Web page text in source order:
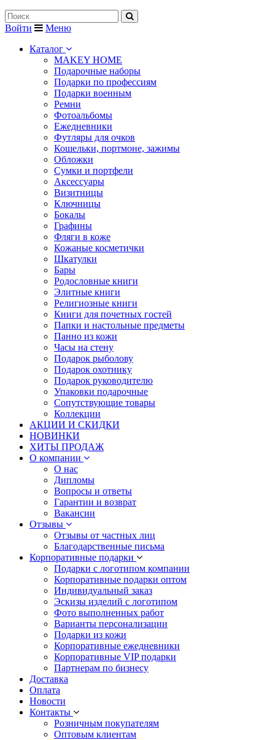
Войти
Меню
Каталог
MAKEY HOME
Подарочные наборы
Подарки по профессиям
Подарки военным
Ремни
Фотоальбомы
Ежедневники
Футляры для очков
Кошельки, портмоне, зажимы
Обложки
Сумки и портфели
Аксессуары
Визитницы
Ключницы
Бокалы
Графины
Фляги в коже
Кожаные косметички
Шкатулки
Бары
Родословные книги
Элитные книги
Религиозные книги
Книги для почетных гостей
Папки и настольные предметы
Панно из кожи
Часы на стену
Подарок рыболову
Подарок охотнику
Подарок руководителю
Упаковки подарочные
Сопутствующие товары
Коллекции
АКЦИИ И СКИДКИ
НОВИНКИ
ХИТЫ ПРОДАЖ
О компании
О нас
Дипломы
Вопросы и ответы
Гарантии и возврат
Вакансии
Отзывы
Отзывы от частных лиц
Благодарственные письма
Корпоративные подарки
Подарки с логотипом компании
Корпоративные подарки оптом
Индивидуальный заказ
Эскизы изделий с логотипом
Фото выполненных работ
Варианты персонализации
Подарки из кожи
Корпоративные ежедневники
Корпоративные VIP подарки
Партнерам по бизнесу
Доставка
Оплата
Новости
Контакты
Розничным покупателям
Оптовым клиентам